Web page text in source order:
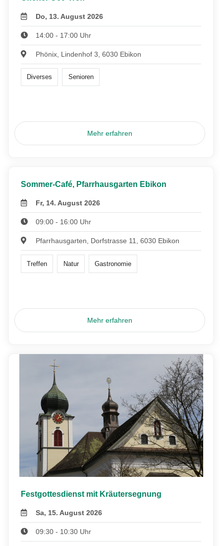
Do, 13. August 2026
14:00 - 17:00 Uhr
Phönix, Lindenhof 3, 6030 Ebikon
Diverses Senioren
Mehr erfahren
Sommer-Café, Pfarrhausgarten Ebikon
Fr, 14. August 2026
09:00 - 16:00 Uhr
Pfarrhausgarten, Dorfstrasse 11, 6030 Ebikon
Treffen Natur Gastronomie
Mehr erfahren
Festgottesdienst mit Kräutersegnung
Sa, 15. August 2026
09:30 - 10:30 Uhr